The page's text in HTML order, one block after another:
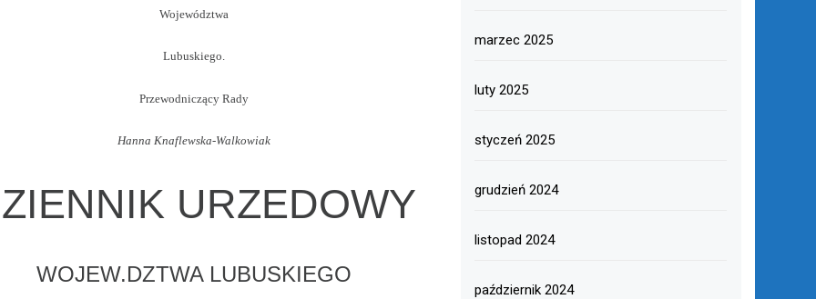
Województwa
Lubuskiego.
Przewodniczący Rady
Hanna Knaflewska-Walkowiak
URZEDOWY
WOJEW.DZTWA LUBUSKIEGO
marzec 2025
luty 2025
styczeń 2025
grudzień 2024
listopad 2024
październik 2024